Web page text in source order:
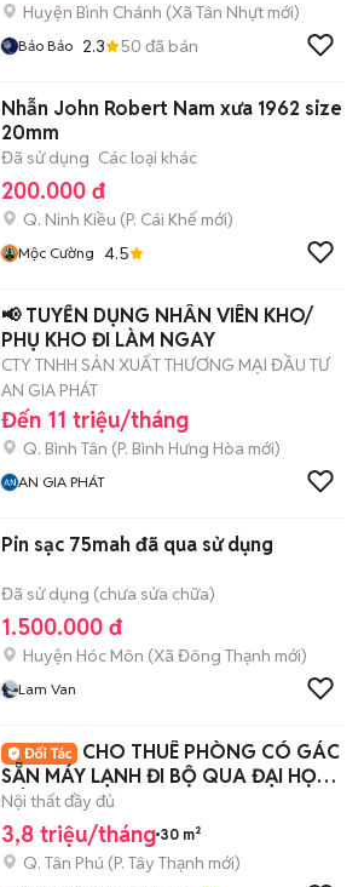
Huyện Bình Chánh (Xã Tân Nhựt mới)
Bảo Bảo 2.3 50 đã bán
Nhẫn John Robert Nam xưa 1962 size
20mm
Đã sử dụng Các loại khác
200.000 đ
Q. Ninh Kiều (P. Cái Khế mới)
Mộc Cường 4.5
📢 TUYỂN DỤNG NHÂN VIÊN KHO/
PHỤ KHO ĐI LÀM NGAY
CTY TNHH SẢN XUẤT THƯƠNG MẠI ĐẦU TƯ
AN GIA PHÁT
Đến 11 triệu/tháng
Q. Bình Tân (P. Bình Hưng Hòa mới)
AN GIA PHÁT
Pin sạc 75mah đã qua sử dụng
Đã sử dụng (chưa sửa chữa)
1.500.000 đ
Huyện Hóc Môn (Xã Đông Thạnh mới)
Lam Van
CHO THUÊ PHÒNG CÓ GÁC
SẴN MÁY LẠNH ĐI BỘ QUA ĐẠI HỌC
CÔNG THƯƠNG -HUIT
Nội thất đầy đủ
3,8 triệu/tháng 30 m²
Q. Tân Phú (P. Tây Thạnh mới)